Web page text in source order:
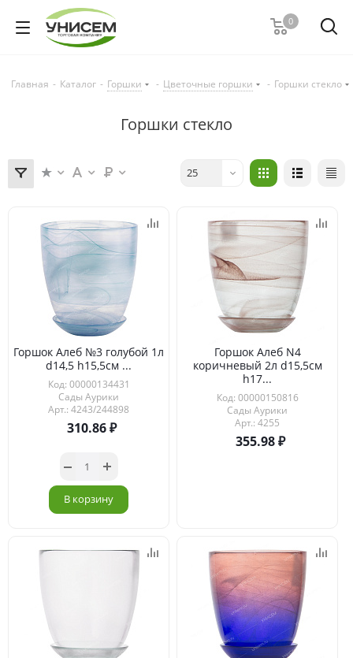
0
Главная - Каталог - Горшки - Цветочные горшки - Горшки стекло
Горшки стекло
25
Горшок Алеб №3 голубой 1л
d14,5 h15,5см ...
Код: 00000134431
Сады Аурики
Арт.: 4243/244898
310.86
В корзину
Горшок Алеб N4
коричневый 2л d15,5см
h17...
Код: 00000150816
Сады Аурики
Арт.: 4255
355.98